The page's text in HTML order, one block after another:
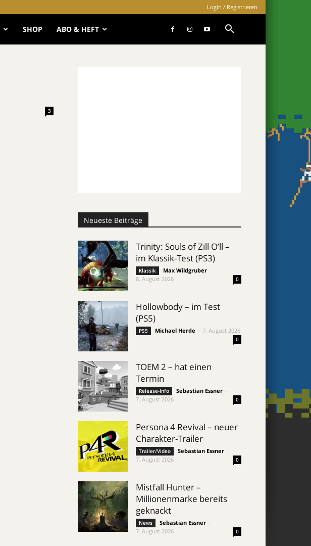
Login / Registrieren
SHOP ABO & HEFT
3
Neueste Beiträge
Trinity: Souls of Zill O’ll –
im Klassik-Test (PS3)
Klassik Max Wildgruber
8. August 2026
0
Hollowbody – im Test
(PS5)
PS5 Michael Herde 7. August 2026
0
TOEM 2 – hat einen
Termin
Release-Info Sebastian Essner
7. August 2026
0
Persona 4 Revival – neuer
Charakter-Trailer
Trailer/Video Sebastian Essner
7. August 2026
0
Mistfall Hunter –
Millionenmarke bereits
geknackt
News Sebastian Essner
7. August 2026
0